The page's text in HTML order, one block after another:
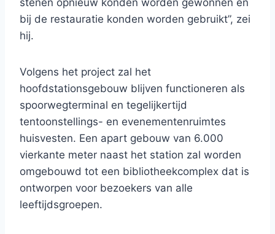
stenen opnieuw konden worden gewonnen en
bij de restauratie konden worden gebruikt”, zei
hij.
Volgens het project zal het
hoofdstationsgebouw blijven functioneren als
spoorwegterminal en tegelijkertijd
tentoonstellings- en evenementenruimtes
huisvesten. Een apart gebouw van 6.000
vierkante meter naast het station zal worden
omgebouwd tot een bibliotheekcomplex dat is
ontworpen voor bezoekers van alle
leeftijdsgroepen.